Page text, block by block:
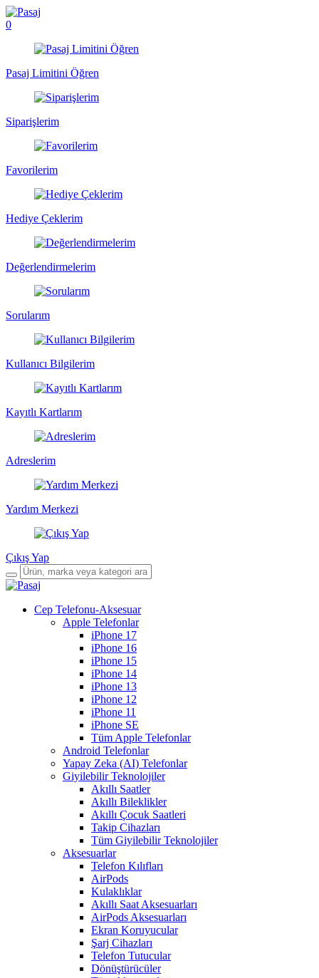
0
Pasaj Limitini Öğren
Siparişlerim
Favorilerim
Hediye Çeklerim
Değerlendirmelerim
Sorularım
Kullanıcı Bilgilerim
Kayıtlı Kartlarım
Adreslerim
Yardım Merkezi
Çıkış Yap
Cep Telefonu-Aksesuar
Apple Telefonlar
iPhone 17
iPhone 16
iPhone 15
iPhone 14
iPhone 13
iPhone 12
iPhone 11
iPhone SE
Tüm Apple Telefonlar
Android Telefonlar
Yapay Zeka (AI) Telefonlar
Giyilebilir Teknolojiler
Akıllı Saatler
Akıllı Bileklikler
Akıllı Çocuk Saatleri
Takip Cihazları
Tüm Giyilebilir Teknolojiler
Aksesuarlar
Telefon Kılıfları
AirPods
Kulaklıklar
Akıllı Saat Aksesuarları
AirPods Aksesuarları
Ekran Koruyucular
Şarj Cihazları
Telefon Tutucular
Dönüştürücüler